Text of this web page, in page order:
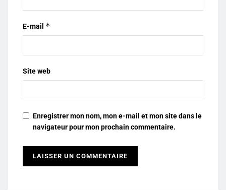
E-mail *
Site web
Enregistrer mon nom, mon e-mail et mon site dans le
navigateur pour mon prochain commentaire.